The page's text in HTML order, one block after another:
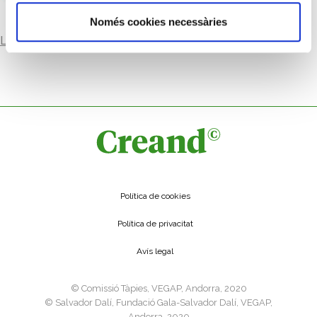
Només cookies necessàries
Llegir-ne més
Política de cookies
Política de privacitat
Avís legal
©️ Comissió Tàpies, VEGAP, Andorra, 2020
©️ Salvador Dalí, Fundació Gala-Salvador Dalí, VEGAP,